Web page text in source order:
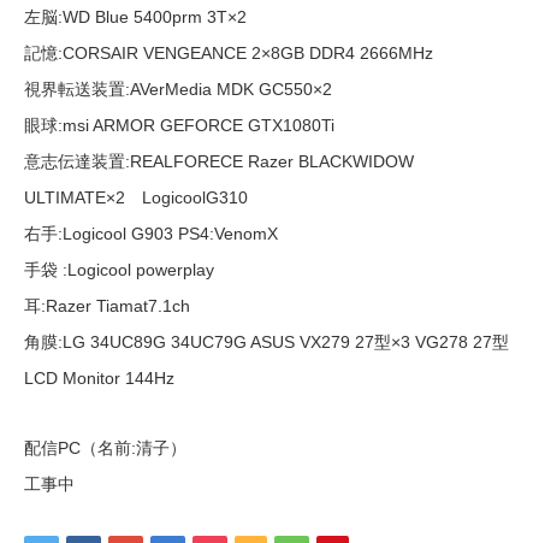
左脳:WD Blue 5400prm 3T×2
記憶:CORSAIR VENGEANCE 2×8GB DDR4 2666MHz
視界転送装置:AVerMedia MDK GC550×2
眼球:msi ARMOR GEFORCE GTX1080Ti
意志伝達装置:REALFORECE Razer BLACKWIDOW
ULTIMATE×2 LogicoolG310
右手:Logicool G903 PS4:VenomX
手袋 :Logicool powerplay
耳:Razer Tiamat7.1ch
角膜:LG 34UC89G 34UC79G ASUS VX279 27型×3 VG278 27型
LCD Monitor 144Hz
配信PC（名前:清子）
工事中